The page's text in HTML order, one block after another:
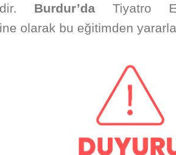
Burdur’daTiyatro
olarak bu eğitimden